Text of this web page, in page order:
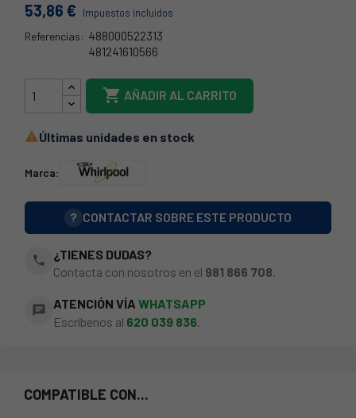
53,86 € Impuestos incluidos
Referencias: 488000522313
481241610566
 AÑADIR AL CARRITO
Últimas unidades en stock
Marca:
? CONTACTAR SOBRE ESTE PRODUCTO
phone
¿TIENES DUDAS?
Contacta con nosotros en el 981 866 708.
chat ATENCIÓN VÍA WHATSAPP
Escríbenos al 620 039 836
COMPATIBLE CON...